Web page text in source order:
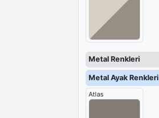
Metal Renkleri
Metal Ayak Renkleri
Atlas